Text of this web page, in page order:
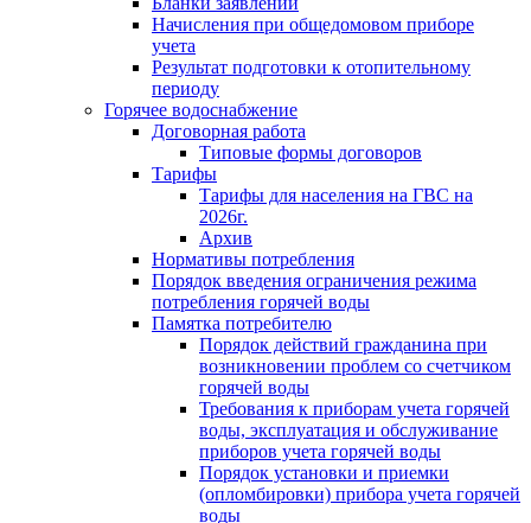
Начисления при общедомовом приборе
учета
Результат подготовки к отопительному
периоду
Горячее водоснабжение
Договорная работа
Типовые формы договоров
Тарифы
Тарифы для населения на ГВС на
2026г.
Архив
Нормативы потребления
Порядок введения ограничения режима
потребления горячей воды
Памятка потребителю
Порядок действий гражданина при
возникновении проблем со счетчиком
горячей воды
Требования к приборам учета горячей
воды, эксплуатация и обслуживание
приборов учета горячей воды
Порядок установки и приемки
(опломбировки) прибора учета горячей
воды